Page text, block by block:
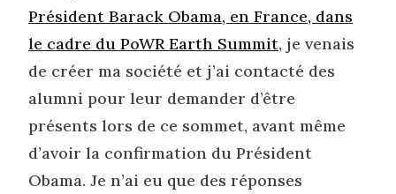
Président Barack Obama, en France, dans
le cadre du PoWR Earth Summit, je venais
de créer ma société et j’ai contacté des
alumni pour leur demander d’être
présents lors de ce sommet, avant même
d’avoir la confirmation du Président
Obama. Je n’ai eu que des réponses